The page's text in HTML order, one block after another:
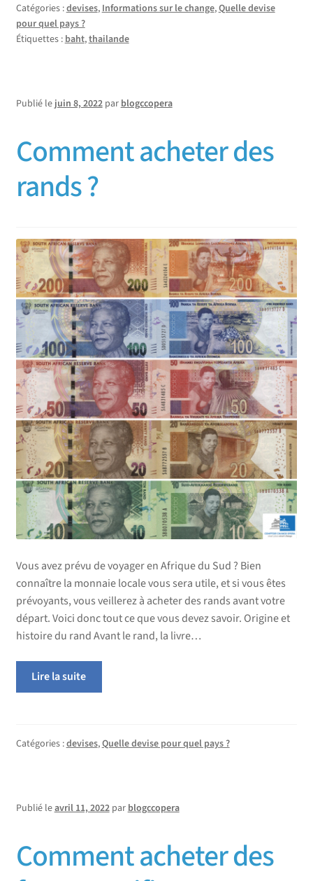
Catégories :devises,Informations sur le change,Quelle devise
pour quel pays ?
Étiquettes :baht,thailande
Publié le juin 8, 2022 par blogccopera
Comment acheter des
rands ?
Vous avez prévu de voyager en Afrique du Sud ? Bien
connaître la monnaie locale vous sera utile, et si vous êtes
prévoyants, vous veillerez à acheter des rands avant votre
départ. Voici donc tout ce que vous devez savoir. Origine et
histoire du rand Avant le rand, la livre…
Lire la suite
Catégories :devises,Quelle devise pour quel pays ?
Publié leavril 11, 2022 par blogccopera
Comment acheter des